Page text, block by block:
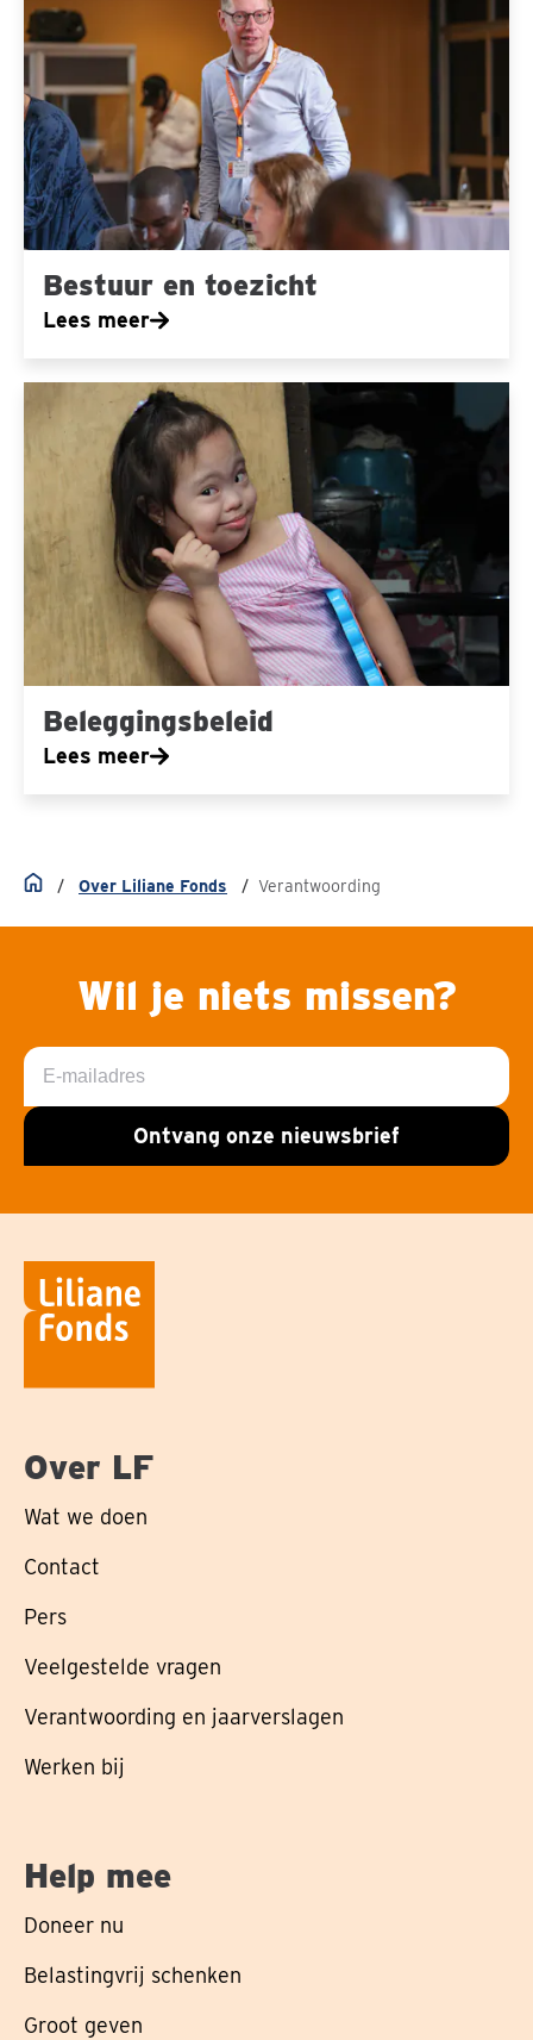
Bestuur en toezicht
Lees meer
toezicht
Beleggingsbeleid
Lees meer
Beleggingsbeleid
Home
Over Liliane Fonds Verantwoording
Wil je niets missen?
E-
mailadres
Ontvang onze nieuwsbrief
Over LF
Wat we doen
Contact
Pers
Veelgestelde vragen
Verantwoording en jaarverslagen
Werken bij
Help mee
Doneer nu
Belastingvrij schenken
Groot geven